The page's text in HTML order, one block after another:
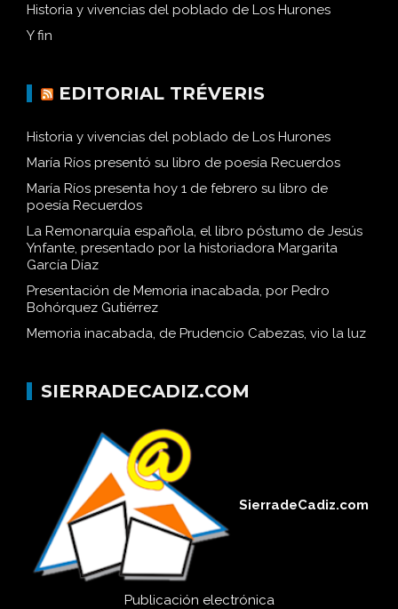
Historia y vivencias del poblado de Los Hurones
Y fin
EDITORIAL TRÉVERIS
Historia y vivencias del poblado de Los Hurones
María Ríos presentó su libro de poesía Recuerdos
María Ríos presenta hoy 1 de febrero su libro de
poesía Recuerdos
La Remonarquía española, el libro póstumo de Jesús
Ynfante, presentado por la historiadora Margarita
García Díaz
Presentación de Memoria inacabada, por Pedro
Bohórquez Gutiérrez
Memoria inacabada, de Prudencio Cabezas, vio la luz
SIERRADECADIZ.COM
SierradeCadiz.com
Publicación electrónica